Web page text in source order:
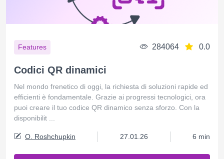
Features 284064 0.0
Codici QR dinamici
Nel mondo frenetico di oggi, la richiesta di soluzioni rapide ed
efficienti è fondamentale. Grazie ai progressi tecnologici, ora
puoi creare il tuo codice QR dinamico senza sforzo. Con la
disponibilit ...
O. Roshchupkin 27.01.26 6 min